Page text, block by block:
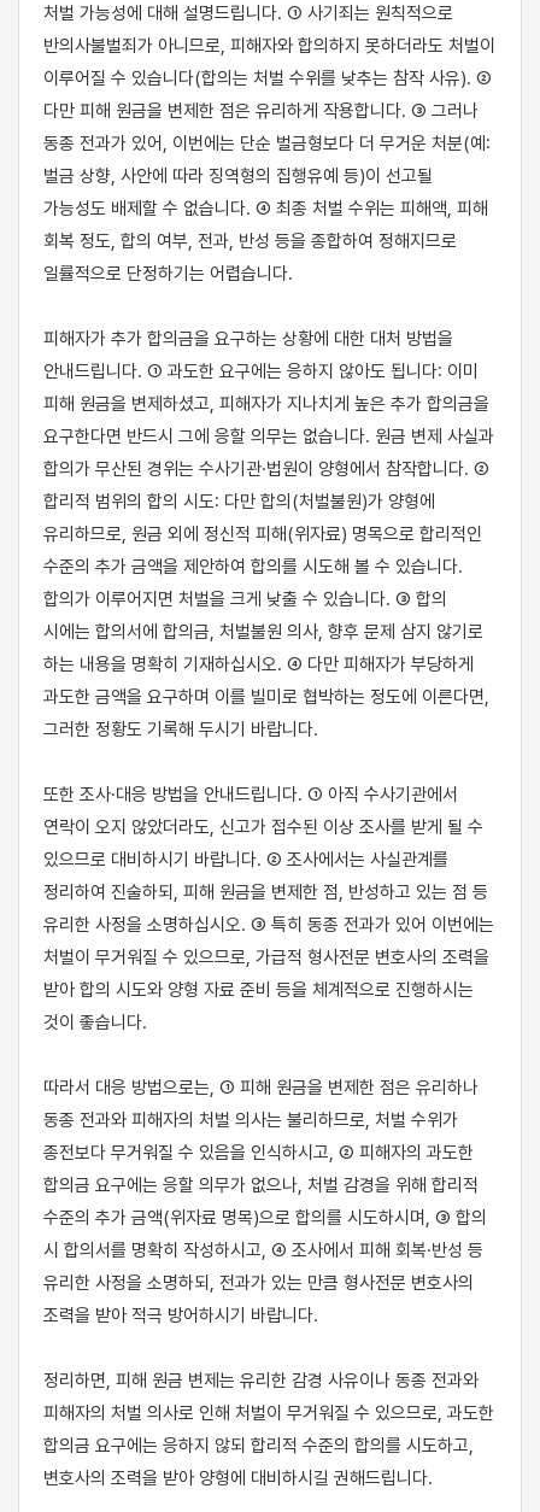
처벌 가능성에 대해 설명드립니다. ① 사기죄는 원칙적으로
반의사불벌죄가 아니므로, 피해자와 합의하지 못하더라도 처벌이
이루어질 수 있습니다(합의는 처벌 수위를 낮추는 참작 사유). ②
다만 피해 원금을 변제한 점은 유리하게 작용합니다. ③ 그러나
동종 전과가 있어, 이번에는 단순 벌금형보다 더 무거운 처분(예:
벌금 상향, 사안에 따라 징역형의 집행유예 등)이 선고될
가능성도 배제할 수 없습니다. ④ 최종 처벌 수위는 피해액, 피해
회복 정도, 합의 여부, 전과, 반성 등을 종합하여 정해지므로
일률적으로 단정하기는 어렵습니다.
피해자가 추가 합의금을 요구하는 상황에 대한 대처 방법을
안내드립니다. ① 과도한 요구에는 응하지 않아도 됩니다: 이미
피해 원금을 변제하셨고, 피해자가 지나치게 높은 추가 합의금을
요구한다면 반드시 그에 응할 의무는 없습니다. 원금 변제 사실과
합의가 무산된 경위는 수사기관·법원이 양형에서 참작합니다. ②
합리적 범위의 합의 시도: 다만 합의(처벌불원)가 양형에
유리하므로, 원금 외에 정신적 피해(위자료) 명목으로 합리적인
수준의 추가 금액을 제안하여 합의를 시도해 볼 수 있습니다.
합의가 이루어지면 처벌을 크게 낮출 수 있습니다. ③ 합의
시에는 합의서에 합의금, 처벌불원 의사, 향후 문제 삼지 않기로
하는 내용을 명확히 기재하십시오. ④ 다만 피해자가 부당하게
과도한 금액을 요구하며 이를 빌미로 협박하는 정도에 이른다면,
그러한 정황도 기록해 두시기 바랍니다.
또한 조사·대응 방법을 안내드립니다. ① 아직 수사기관에서
연락이 오지 않았더라도, 신고가 접수된 이상 조사를 받게 될 수
있으므로 대비하시기 바랍니다. ② 조사에서는 사실관계를
정리하여 진술하되, 피해 원금을 변제한 점, 반성하고 있는 점 등
유리한 사정을 소명하십시오. ③ 특히 동종 전과가 있어 이번에는
처벌이 무거워질 수 있으므로, 가급적 형사전문 변호사의 조력을
받아 합의 시도와 양형 자료 준비 등을 체계적으로 진행하시는
것이 좋습니다.
따라서 대응 방법으로는, ① 피해 원금을 변제한 점은 유리하나
동종 전과와 피해자의 처벌 의사는 불리하므로, 처벌 수위가
종전보다 무거워질 수 있음을 인식하시고, ② 피해자의 과도한
합의금 요구에는 응할 의무가 없으나, 처벌 감경을 위해 합리적
수준의 추가 금액(위자료 명목)으로 합의를 시도하시며, ③ 합의
시 합의서를 명확히 작성하시고, ④ 조사에서 피해 회복·반성 등
유리한 사정을 소명하되, 전과가 있는 만큼 형사전문 변호사의
조력을 받아 적극 방어하시기 바랍니다.
정리하면, 피해 원금 변제는 유리한 감경 사유이나 동종 전과와
피해자의 처벌 의사로 인해 처벌이 무거워질 수 있으므로, 과도한
합의금 요구에는 응하지 않되 합리적 수준의 합의를 시도하고,
변호사의 조력을 받아 양형에 대비하시길 권해드립니다.